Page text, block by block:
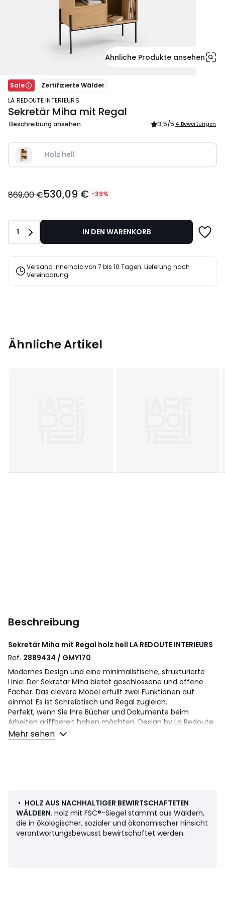
Ähnliche Produkte ansehen
Sale
Zertifizierte Wälder
LA REDOUTE INTERIEURS
Sekretär Miha mit Regal
Beschreibung ansehen 3,5/5 4 Bewertungen
Holz hell
€
39%
Rabatt
869,00 €530,09 € -39%
Anzahl
1 IN DEN WARENKORB
Versand innerhalb von 7 bis 10 Tagen. Lieferung nach
Vereinbarung
Ähnliche Artikel
Beschreibung
Sekretär Miha mit Regal holz hell LA REDOUTE INTERIEURS
Ref. 2889434 / GMY170
Modernes Design und eine minimalistische, strukturierte
Linie: Der Sekretär Miha bietet geschlossene und offene
Fächer. Das clevere Möbel erfüllt zwei Funktionen auf
einmal: Es ist Schreibtisch und Regal zugleich.
Perfekt, wenn Sie Ihre Bücher und Dokumente beim
Arbeiten griffbereit haben möchten. Design by La Redoute
Intérieurs.
• Klappbare Schreibtischplatte, dahinter 3 Innenfächer
• 5 offene Fächer, eines davon mit senkrechten
Trennwänden
• 2 geschlossene Fächer mit Türen (Push-Pull-System
Mehr sehen
• HOLZ AUS NACHHALTIGER BEWIRTSCHAFTETEN
WÄLDERN. Holz mit FSC®-Siegel stammt aus Wäldern,
die in ökologischer, sozialer und ökonomischer Hinsicht
verantwortungsbewusst bewirtschaftet werden.